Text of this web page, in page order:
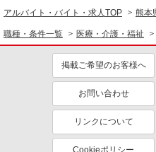
アルバイト・バイト・求人TOP 熊本
職種・条件一覧 医療・介護・福祉
掲載ご希望のお客様へ
お問い合わせ
リンクについて
Cookieポリシー